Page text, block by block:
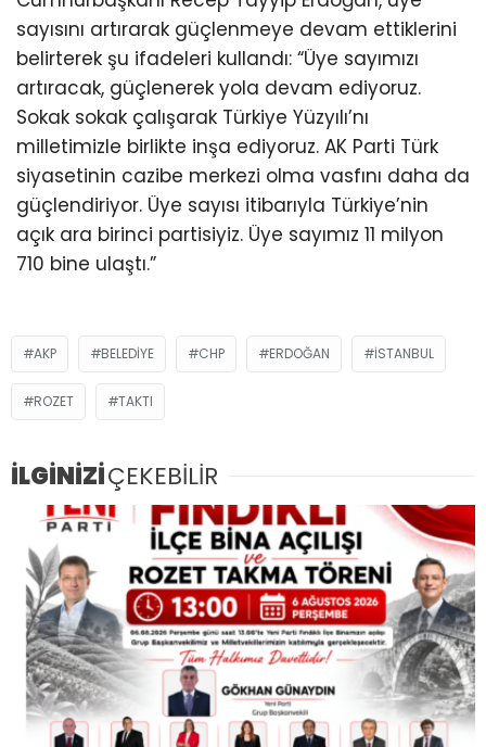
sayısını artırarak güçlenmeye devam ettiklerini
belirterek şu ifadeleri kullandı: “Üye sayımızı
artıracak, güçlenerek yola devam ediyoruz.
Sokak sokak çalışarak Türkiye Yüzyılı’nı
milletimizle birlikte inşa ediyoruz. AK Parti Türk
siyasetinin cazibe merkezi olma vasfını daha da
güçlendiriyor. Üye sayısı itibarıyla Türkiye’nin
açık ara birinci partisiyiz. Üye sayımız 11 milyon
710 bine ulaştı.”
AKP BELEDIYE CHP ERDOĞAN ISTANBUL
ROZET TAKTI
İLGİNİZİÇEKEBİLİR